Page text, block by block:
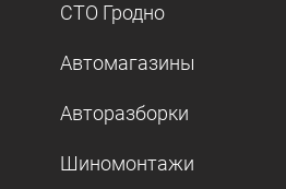
СТО Гродно
Автомагазины
Авторазборки
Шиномонтажи